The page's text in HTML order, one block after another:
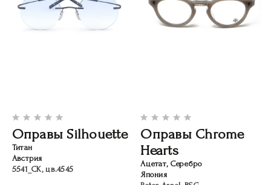
Оправы Silhouette
Титан
Австрия
5541_CK, цв.4545
Оправы Chrome
Hearts
Ацетат, Серебро
Япония